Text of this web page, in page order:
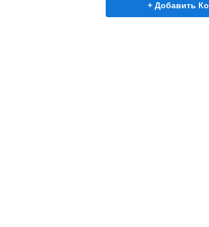
+ Добавить